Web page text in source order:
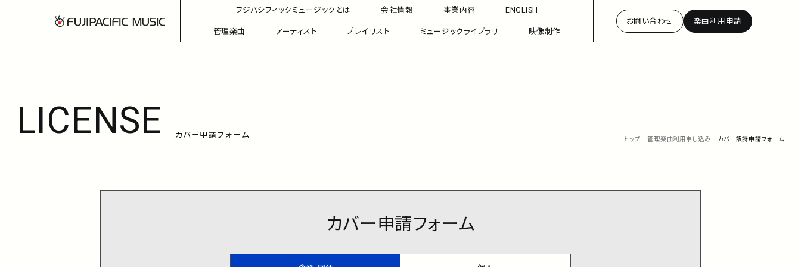
フジパシフィックミュージックとは 会社情報 事業内容
ENGLISH
管理楽曲
アーティスト プレイリスト ミュージックライブラリ 映像制作
お問い合わせ 楽曲利用申請
LICENSE カバー申請フォーム トップ 管理楽曲利用申し込み カバー訳詩申請フォーム
カバー申請フォーム